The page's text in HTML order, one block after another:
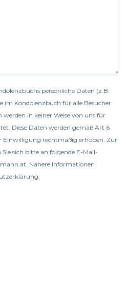
persönliche Daten (z.B.
im Kondolenzbuch für alle Besucher
werden in keiner Weise von uns für
Diese Daten werden gemäß Art 6
Einwilligung rechtmäßig erhoben. Zur
sich bitte an folgende E-Mail-
Nähere Informationen